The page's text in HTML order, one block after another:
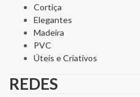
Cortiça
Elegantes
Madeira
PVC
Úteis e Criativos
REDES